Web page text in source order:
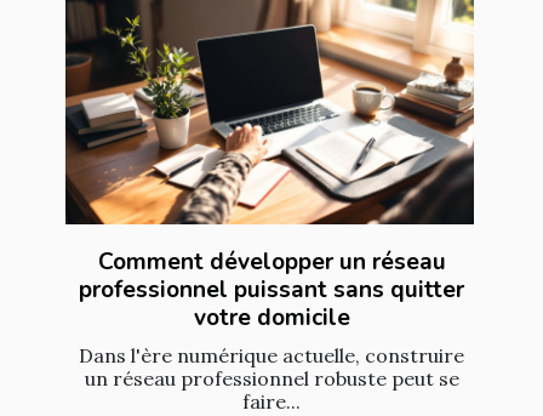
Comment développer un réseau
professionnel puissant sans quitter
votre domicile
Dans l'ère numérique actuelle, construire
un réseau professionnel robuste peut se
faire...